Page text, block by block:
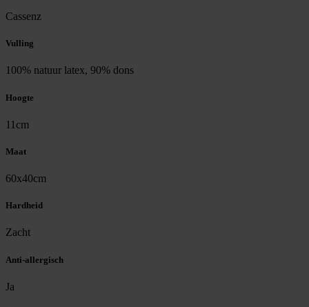
Cassenz
Vulling
100% natuur latex, 90% dons
Hoogte
11cm
Maat
60x40cm
Hardheid
Zacht
Anti-allergisch
Ja